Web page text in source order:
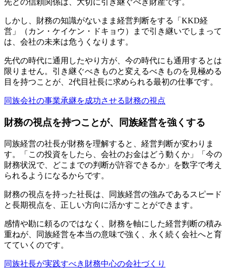
先との信頼関係は、大切に引き継ぐべき財産です。
しかし、財務の知識がないまま経営判断をする「KKD経
営」（カン・ケイケン・ドキョウ）まで引き継いでしまって
は、会社の未来は危うくなります。
先代の時代に通用したやり方が、今の時代にも通用するとは
限りません。引き継ぐべきものと変えるべきものを見極める
目を持つことが、2代目社長に求められる最初の仕事です。
同族会社の事業承継を成功させる財務の視点
財務の視点を持つことが、同族経営を強くする
同族経営の社長が財務を理解すると、経営判断が変わりま
す。「この投資をしたら、会社のお金はどう動くか」「今の
財務状況で、どこまでの判断が許容できるか」を数字で考え
られるようになるからです。
財務の視点を持った社長は、同族経営の強みであるスピード
と長期視点を、正しい方向に活かすことができます。
感情や勘に頼るのではなく、財務を軸にした経営判断の積み
重ねが、同族経営を本当の意味で強く、永く続く会社へと育
てていくのです。
同族社長が実践すべき財務中心の会社づくり